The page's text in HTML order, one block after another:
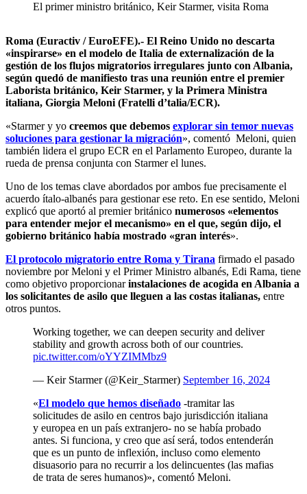
El primer ministro británico, Keir Starmer, visita Roma
Roma (Euractiv / EuroEFE).- El Reino Unido no descarta
«inspirarse» en el modelo de Italia de externalización de la
gestión de los flujos migratorios irregulares junto con Albania,
según quedó de manifiesto tras una reunión entre el premier
Laborista británico, Keir Starmer, y la Primera Ministra
italiana, Giorgia Meloni (Fratelli d’talia/ECR).
«Starmer y yo creemos que debemos explorar sin temor nuevas
soluciones para gestionar la migración», comentó Meloni, quien
también lidera el grupo ECR en el Parlamento Europeo, durante la
rueda de prensa conjunta con Starmer el lunes.
Uno de los temas clave abordados por ambos fue precisamente el
acuerdo ítalo-albanés para gestionar ese reto. En ese sentido, Meloni
explicó que aportó al premier británico numerosos «elementos
para entender mejor el mecanismo» en el que, según dijo, el
gobierno británico había mostrado «gran interés».
El protocolo migratorio entre Roma y Tirana firmado el pasado
noviembre por Meloni y el Primer Ministro albanés, Edi Rama, tiene
como objetivo proporcionarinstalaciones de acogida en Albania a
los solicitantes de asilo que lleguen a las costas italianas, entre
otros puntos.
Working together, we can deepen security and deliver
stability and growth across both of our countries.
pic.twitter.com/oYYZIMMbz9
— Keir Starmer (@Keir_Starmer) September 16, 2024
«El modelo que hemos diseñado -tramitar las
solicitudes de asilo en centros bajo jurisdicción italiana
y europea en un país extranjero- no se había probado
antes. Si funciona, y creo que así será, todos entenderán
que es un punto de inflexión, incluso como elemento
disuasorio para no recurrir a los delincuentes (las mafias
de trata de seres humanos)», comentó Meloni.